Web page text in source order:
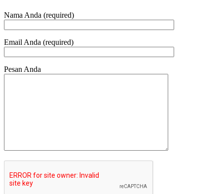
Nama Anda (required)
Email Anda (required)
Pesan Anda